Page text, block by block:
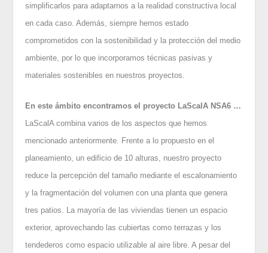
simplificarlos para adaptarnos a la realidad constructiva local
en cada caso. Además, siempre hemos estado
comprometidos con la sostenibilidad y la protección del medio
ambiente, por lo que incorporamos técnicas pasivas y
materiales sostenibles en nuestros proyectos.
En este ámbito encontramos el proyecto LaScalA NSA6 …
LaScalA combina varios de los aspectos que hemos
mencionado anteriormente. Frente a lo propuesto en el
planeamiento, un edificio de 10 alturas, nuestro proyecto
reduce la percepción del tamaño mediante el escalonamiento
y la fragmentación del volumen con una planta que genera
tres patios. La mayoría de las viviendas tienen un espacio
exterior, aprovechando las cubiertas como terrazas y los
tendederos como espacio utilizable al aire libre. A pesar del